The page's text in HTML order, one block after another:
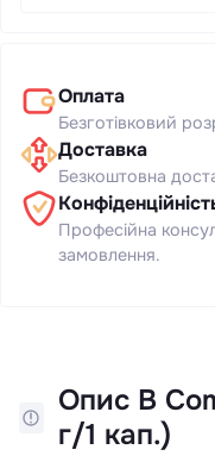
Оплата
Безготівковий
Доставка
Безкоштовна
Професійна
замовлення.
Опис B
г/1 кап.)